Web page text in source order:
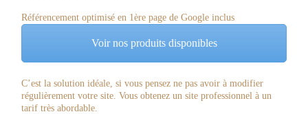
Référencement optimisé en 1ère page de Google inclus
Voir nos produits disponibles
C’est la solution idéale, si vous pensez ne pas avoir à modifier
régulièrement votre site. Vous obtenez un site professionnel à un
tarif très abordable.